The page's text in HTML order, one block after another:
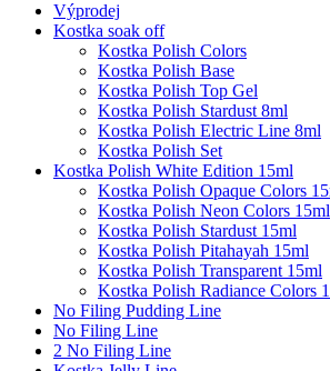
Výprodej
Kostka soak off
Kostka Polish Colors
Kostka Polish Base
Kostka Polish Top Gel
Kostka Polish Stardust 8ml
Kostka Polish Electric Line 8ml
Kostka Polish Set
Kostka Polish White Edition 15ml
Kostka Polish Opaque Colors
Kostka Polish Neon Colors 15ml
Kostka Polish Stardust 15ml
Kostka Polish Pitahayah 15ml
Kostka Polish Transparent 15ml
Kostka Polish Radiance Colors
No Filing Pudding Line
No Filing Line
2 No Filing Line